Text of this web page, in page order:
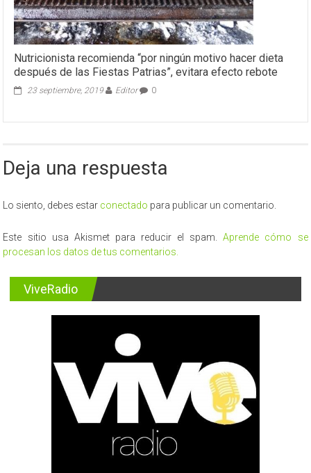
Nutricionista recomienda “por ningún motivo hacer dieta
después de las Fiestas Patrias”, evitara efecto rebote
23 septiembre, 2019 Editor 0
Deja una respuesta
Lo siento, debes estar conectado para publicar un comentario.
Este sitio usa Akismet para reducir el spam.Aprende cómo se
procesan los datos de tus comentarios.
ViveRadio